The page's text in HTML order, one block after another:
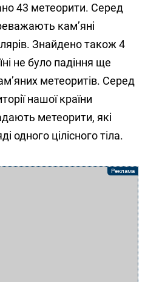
43 метеорити. Серед
кам’яні
Знайдено також 4
не було падіння ще
метеоритів. Серед
нашої країни
метеорити, які
одного цілісного тіла.